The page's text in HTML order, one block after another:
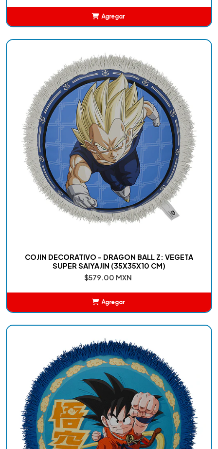
Agregar
COJIN DECORATIVO - DRAGON BALL Z: VEGETA
SUPER SAIYAJIN (35X35X10 CM)
$579.00 MXN
Agregar